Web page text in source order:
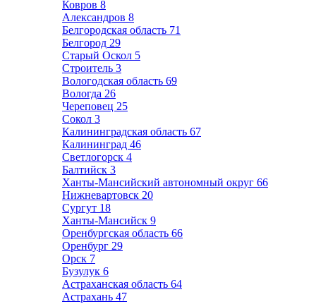
Ковров 8
Александров 8
Белгородская область 71
Белгород 29
Старый Оскол 5
Строитель 3
Вологодская область 69
Вологда 26
Череповец 25
Сокол 3
Калининградская область 67
Калининград 46
Светлогорск 4
Балтийск 3
Ханты-Мансийский автономный округ 66
Нижневартовск 20
Сургут 18
Ханты-Мансийск 9
Оренбургская область 66
Оренбург 29
Орск 7
Бузулук 6
Астраханская область 64
Астрахань 47